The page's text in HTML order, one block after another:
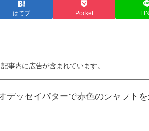
はてブ Pocket
記事内に広告が含まれています。
デッセイパターで赤色のシャフト